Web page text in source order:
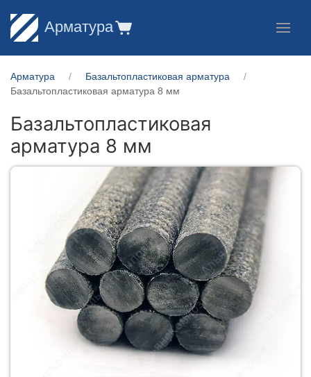
Арматура
Арматура
Базальтопластиковая арматура
Базальтопластиковая арматура 8 мм
Базальтопластиковая
арматура 8 мм